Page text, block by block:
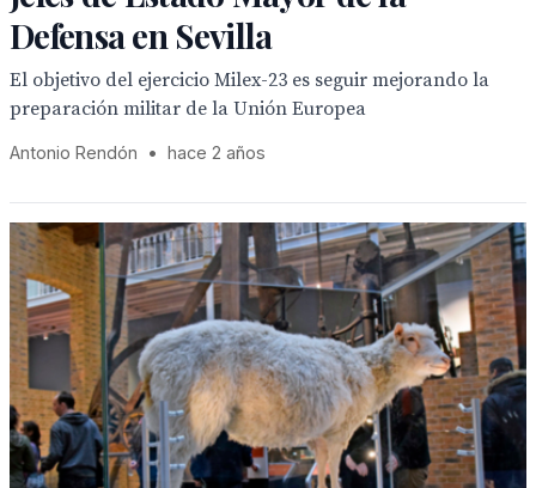
Defensa en Sevilla
El objetivo del ejercicio Milex-23 es seguir mejorando la
preparación militar de la Unión Europea
Antonio Rendón • hace 2 años